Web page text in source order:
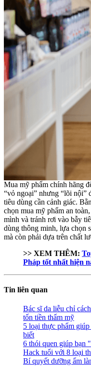
Mua mỹ phẩm chính hãng
“vỏ ngoại” nhưng “lõi nội”
tiêu dùng cần cảnh giác.
chọn mua mỹ phẩm an
mình và tránh rơi vào bẫy
dùng thông minh, lựa chọn
mà còn phải dựa trên chất
>> XEM THÊM:
Pháp tốt nhất hiện
Tin liên quan
Bác sĩ da liễu chỉ
tốn tiền thẩm mỹ
5 loại thực phẩm
biết
6 thói quen giúp bạn
Hack tuổi với 8 loại
Bí quyết dưỡng ẩm